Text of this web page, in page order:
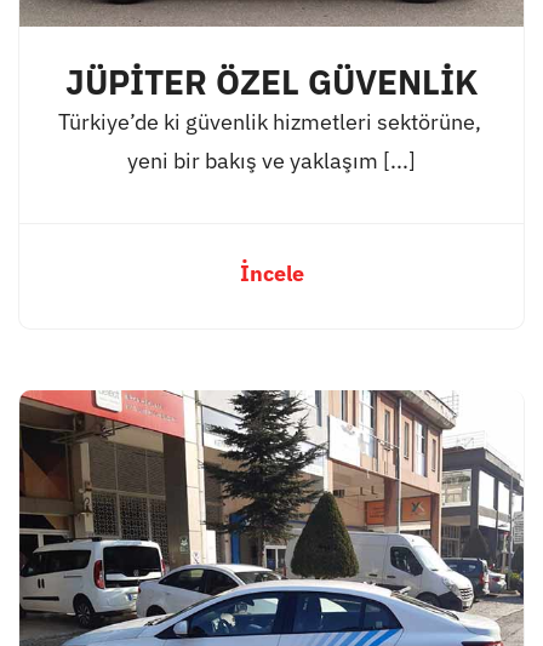
JÜPİTER ÖZEL GÜVENLİK
Türkiye’de ki güvenlik hizmetleri sektörüne,
yeni bir bakış ve yaklaşım [...]
İncele